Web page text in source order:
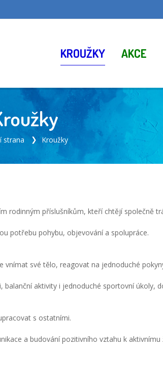
KROUŽKY AKCE
strana Kroužky
rodinným příslušníkům, kteří chtějí společně
potřebu pohybu, objevování a spolupráce.
své tělo, reagovat na jednoduché
aktivity i jednoduché sportovní úkoly,
s ostatními.
a budování pozitivního vztahu k aktivnímu